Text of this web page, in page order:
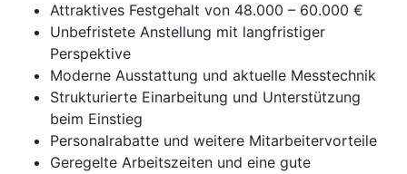
Attraktives Festgehalt von 48.000 – 60.000 €
Unbefristete Anstellung mit langfristiger
Perspektive
Moderne Ausstattung und aktuelle Messtechnik
Strukturierte Einarbeitung und Unterstützung
beim Einstieg
Personalrabatte und weitere Mitarbeitervorteile
Geregelte Arbeitszeiten und eine gute